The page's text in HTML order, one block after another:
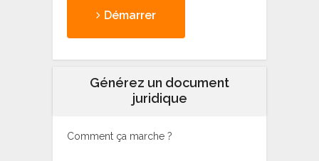
Démarrer
Générez un document
juridique
Comment ça marche ?